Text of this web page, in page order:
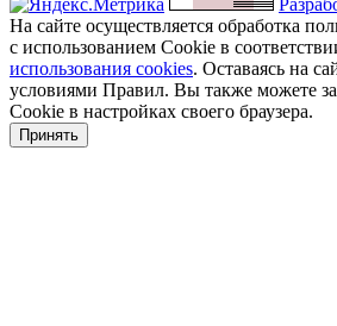
На сайте осуществляется обработка
с использованием Cookie в
использования cookies. Оставаясь на
условиями Правил. Вы также можете
Cookie в настройках своего браузера.
Принять